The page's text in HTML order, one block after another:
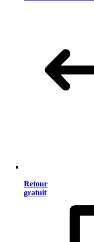
Retour
gratuit